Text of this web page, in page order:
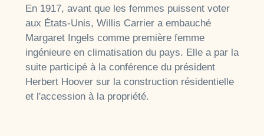
En 1917, avant que les femmes puissent voter
aux États-Unis, Willis Carrier a embauché
Margaret Ingels comme première femme
ingénieure en climatisation du pays. Elle a par la
suite participé à la conférence du président
Herbert Hoover sur la construction résidentielle
et l'accession à la propriété.